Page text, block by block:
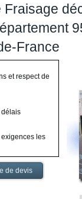
Fraisage
France
et respect de
délais
les
de devis